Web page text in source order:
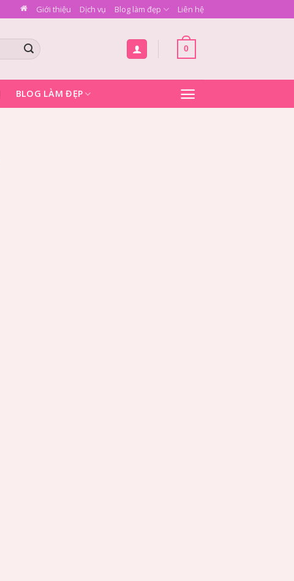
Giới thiệu Dịch vụ Blog làm đẹp Liên hệ
0
BLOG LÀM ĐẸP